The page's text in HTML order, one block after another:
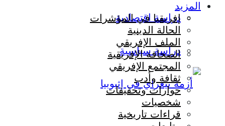
دراسة اقتصادية
دراسة سياسية
المزيد
إفريقيا في المؤشرات
الحالة الدينية
الملف الإفريقي
الصحافة الإفريقية
المجتمع الإفريقي
ثقافة وأدب
حوارات وتحقيقات
شخصيات
قراءات تاريخية